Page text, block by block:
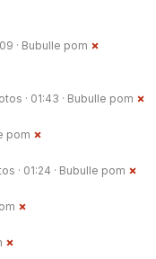
· Bubulle pom
· 01:43 · Bubulle pom
pom
· 01:24 · Bubulle pom